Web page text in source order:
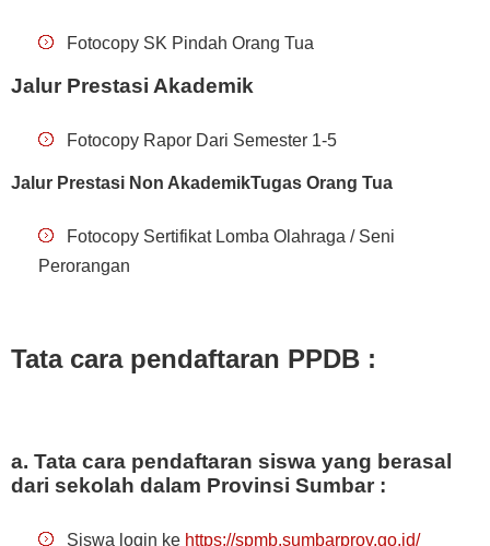
Fotocopy SK Pindah Orang Tua
Jalur Prestasi Akademik
Fotocopy Rapor Dari Semester 1-5
Jalur Prestasi Non AkademikTugas Orang Tua
Fotocopy Sertifikat Lomba Olahraga / Seni
Perorangan
Tata cara pendaftaran PPDB :
a. Tata cara pendaftaran siswa yang berasal
dari sekolah dalam Provinsi Sumbar :
Siswa login ke https://spmb.sumbarprov.go.id/